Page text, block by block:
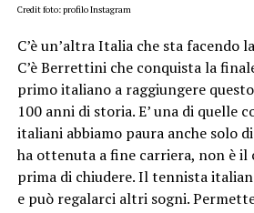
Credit foto: profilo Instagram
C’è un’altra Italia che sta facendo
C’è Berrettini che conquista la
primo italiano a raggiungere
100 anni di storia. E’ una di quelle
italiani abbiamo paura anche solo
ha ottenuta a fine carriera, non è il
prima di chiudere. Il tennista
e può regalarci altri sogni.